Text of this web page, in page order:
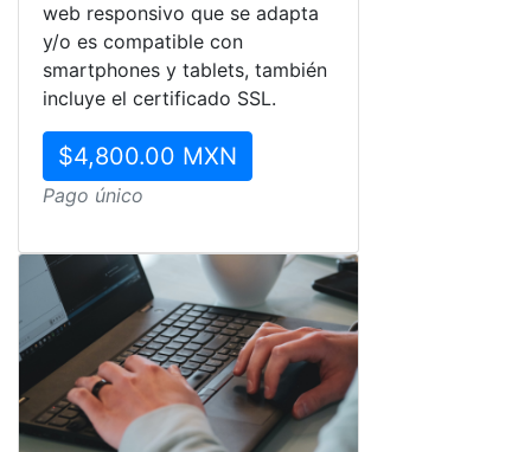
web responsivo que se adapta
y/o es compatible con
smartphones y tablets, también
incluye el certificado SSL.
$4,800.00 MXN
Pago único